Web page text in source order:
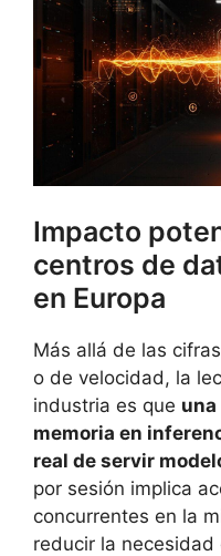
Impacto
centros de
en Europa
Más allá de las
o de velocidad, la
industria es que
memoria en
real de servir
por sesión implica
concurrentes en la
reducir la necesidad